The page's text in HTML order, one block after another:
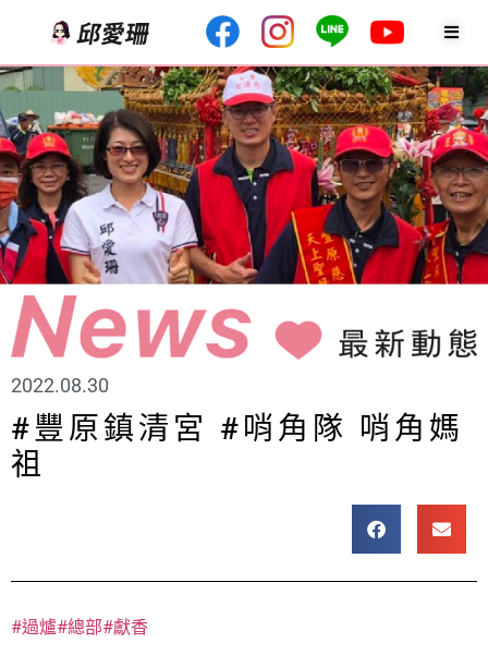
2022.08.30
#豐原鎮清宮 #哨角隊 哨角媽
祖
#過爐#總部#獻香